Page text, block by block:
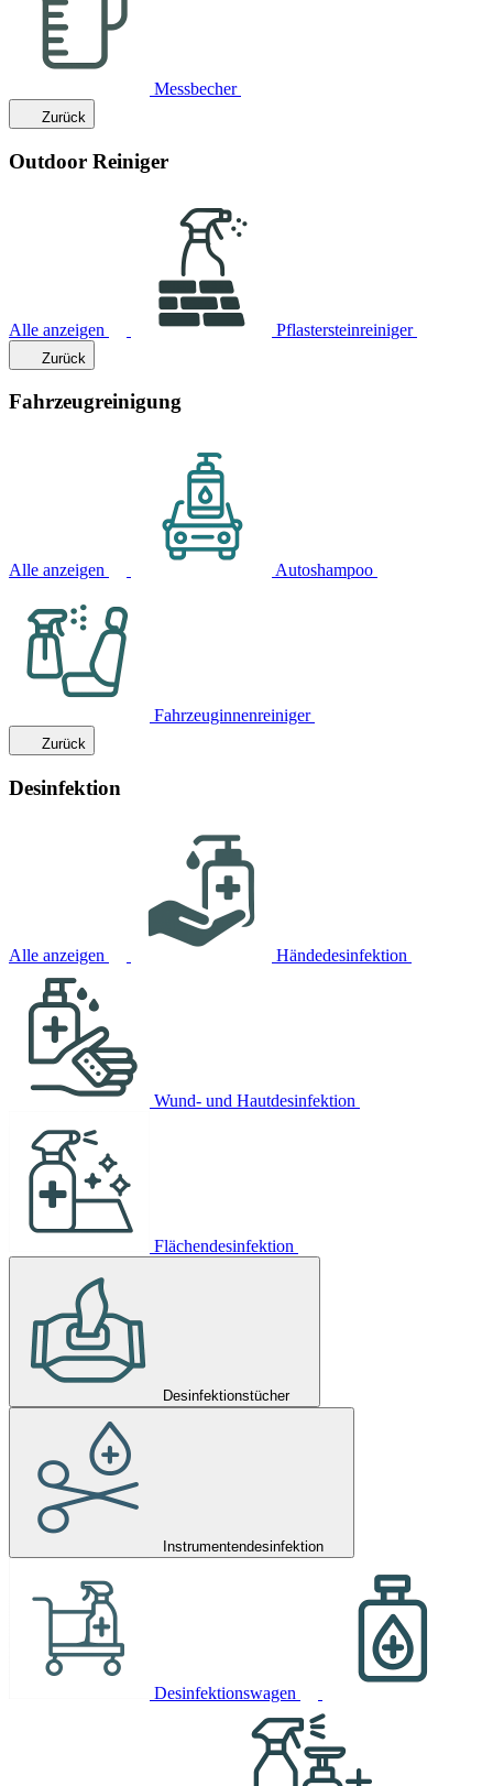
Messbecher
Zurück
Outdoor Reiniger
Alle anzeigen Pflastersteinreiniger
Zurück
Fahrzeugreinigung
Alle anzeigen Autoshampoo
Fahrzeuginnenreiniger
Zurück
Desinfektion
Alle anzeigen Händedesinfektion
Wund- und Hautdesinfektion
Flächendesinfektion
Desinfektionstücher
Instrumentendesinfektion
Desinfektionswagen